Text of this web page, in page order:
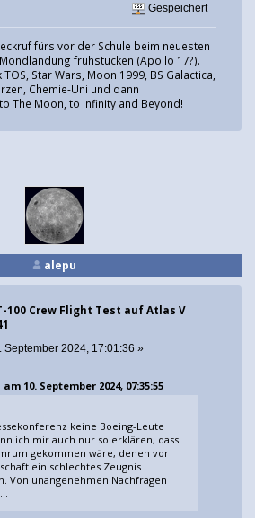
Gespeichert
fürs vor der Schule beim neuesten
frühstücken (Apollo 17?).
Star Wars, Moon 1999, BS Galactica,
Chemie-Uni und dann
The Moon, to Infinity and Beyond!
alepu
100 Crew Flight Test auf Atlas V
September 2024, 17:01:36 »
10. September 2024, 07:35:55
keine Boeing-Leute
ich mir auch nur so erklären, dass
gekommen wäre, denen vor
ein schlechtes Zeugnis
Von unangenehmen Nachfragen